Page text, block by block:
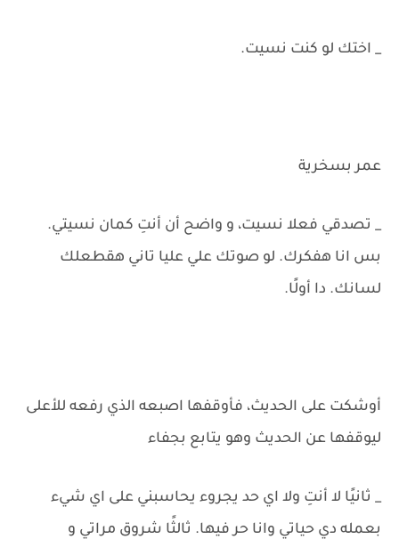
_ اختك لو كنت نسيت.
عمر بسخرية
_ تصدقي فعلا نسيت، و واضح أن أنتِ كمان نسيتي.
بس انا هفكرك. لو صوتك علي عليا تاني هقطعلك
لسانك. دا أولًا.
أوشكت على الحديث، فأوقفها اصبعه الذي رفعه للأعلى
ليوقفها عن الحديث وهو يتابع بجفاء
_ ثانيًا لا أنتِ ولا اي حد يجروء يحاسبني على اي شيء
بعمله دي حياتي وانا حر فيها. ثالثًا شروق مراتي و